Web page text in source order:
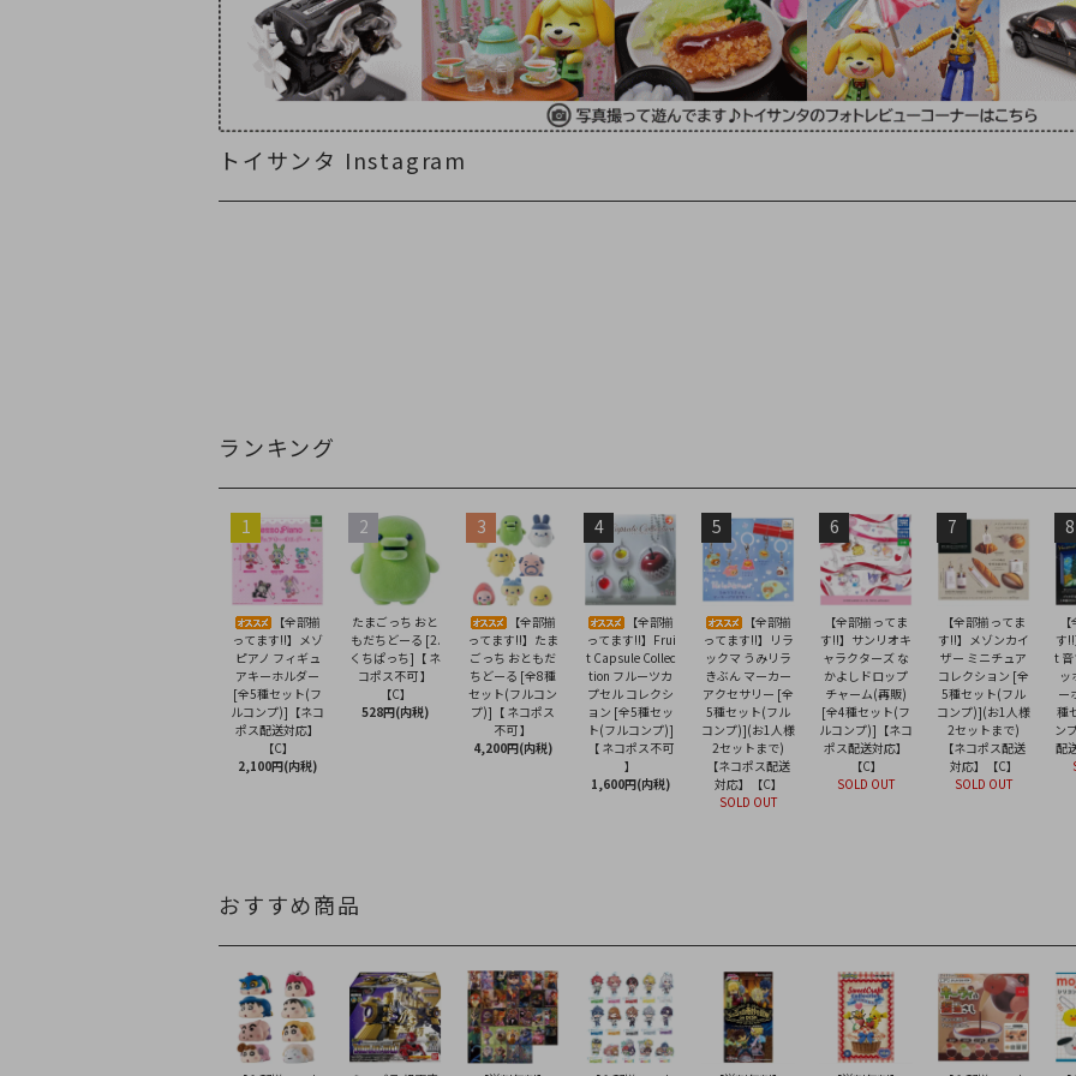
トイサンタ Instagram
ランキング
1
【全部揃
ってます!!】メゾ
ピアノ フィギュ
アキーホルダー
[全5種セット(フ
ルコンプ)]【ネコ
ポス配送対応】
【C】
2,100円(内税)
2
たまごっち おと
もだちどーる [2.
くちぱっち]【 ネ
コポス不可 】
【C】
528円(内税)
3
【全部揃
ってます!!】たま
ごっち おともだ
ちどーる [全8種
セット(フルコン
プ)]【 ネコポス
不可 】
4,200円(内税)
4
【全部揃
ってます!!】Frui
t Capsule Collec
tion フルーツカ
プセル コレクシ
ョン [全5種セッ
ト(フルコンプ)]
【 ネコポス不可
】
1,600円(内税)
5
【全部揃
ってます!!】リラ
ックマ うみリラ
きぶん マーカー
アクセサリー [全
5種セット(フル
コンプ)](お1人様
2セットまで)
【ネコポス配送
対応】【C】
SOLD OUT
6
【全部揃ってま
す!!】サンリオキ
ャラクターズ な
かよしドロップ
チャーム(再販)
[全4種セット(フ
ルコンプ)]【ネコ
ポス配送対応】
【C】
SOLD OUT
7
【全部揃ってま
す!!】メゾンカイ
ザー ミニチュア
コレクション [全
5種セット(フル
コンプ)](お1人様
2セットまで)
【ネコポス配送
対応】【C】
SOLD OUT
8
す
t 音
ッ
ー
種
ン
配
おすすめ商品